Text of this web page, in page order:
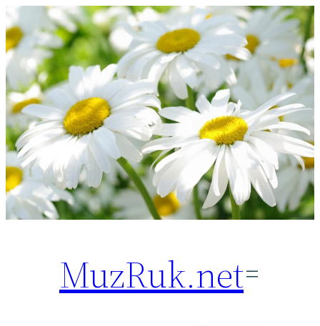
Перейти
к
содержимому
MuzRuk.net